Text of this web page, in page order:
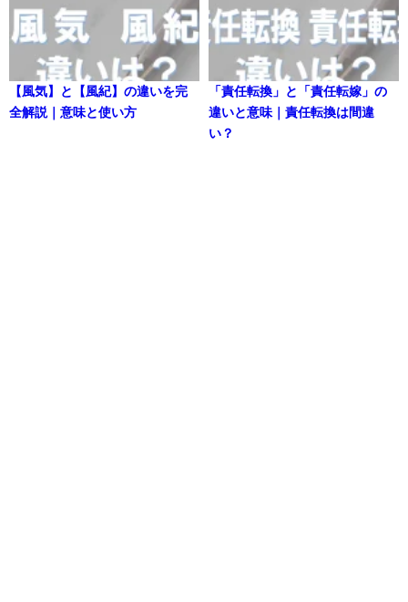
【風気】と【風紀】の違いを完
全解説｜意味と使い方
「責任転換」と「責任転嫁」の
違いと意味｜責任転換は間違
い？